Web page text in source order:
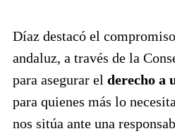
Díaz destacó el
andaluz, a través de la
para asegurar el derecho a
para quienes más lo
nos sitúa ante una